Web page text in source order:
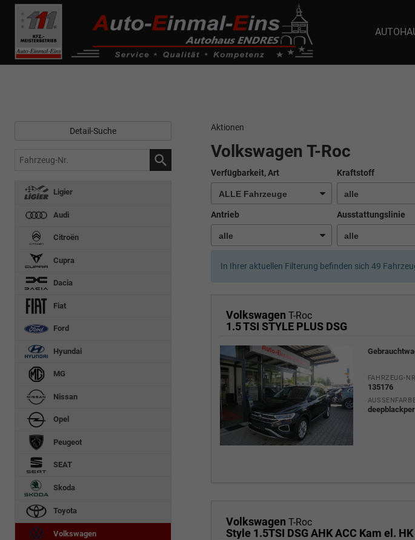
------------ Host Name : selector1._domainkey Points to address or value: selector1-aee-
de0k._domainkey.autoeinmaleins.onmicrosoft.com
Aktionen
Volkswagen T-Roc
Verfügbarkeit, Art Kraftstoff
Antrieb Ausstattungslinie
In Ihrer aktuellen Filterung befinden sich 49
Volkswagen T-Roc
1.5 TSI STYLE PLUS DSG
FAHRZEUG-NR.
135176
AUSSENFARBE
Volkswagen T-Roc
Style 1.5TSI DSG AHK ACC Kam el. HK
Detail-Suche
Fahrzeug-
Ligier
Audi
Citroën
Cupra
Dacia
Fiat
Ford
Hyundai
MG
Nissan
Opel
Peugeot
SEAT
Skoda
Toyota
Volkswagen